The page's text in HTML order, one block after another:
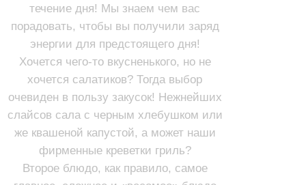
течение дня! Мы знаем чем вас
порадовать, чтобы вы получили заряд
энергии для предстоящего дня!
Хочется чего-то вкусненького, но не
хочется салатиков? Тогда выбор
очевиден в пользу закусок! Нежнейших
слайсов сала с черным хлебушком или
же квашеной капустой, а может наши
фирменные креветки гриль?
Второе блюдо, как правило, самое